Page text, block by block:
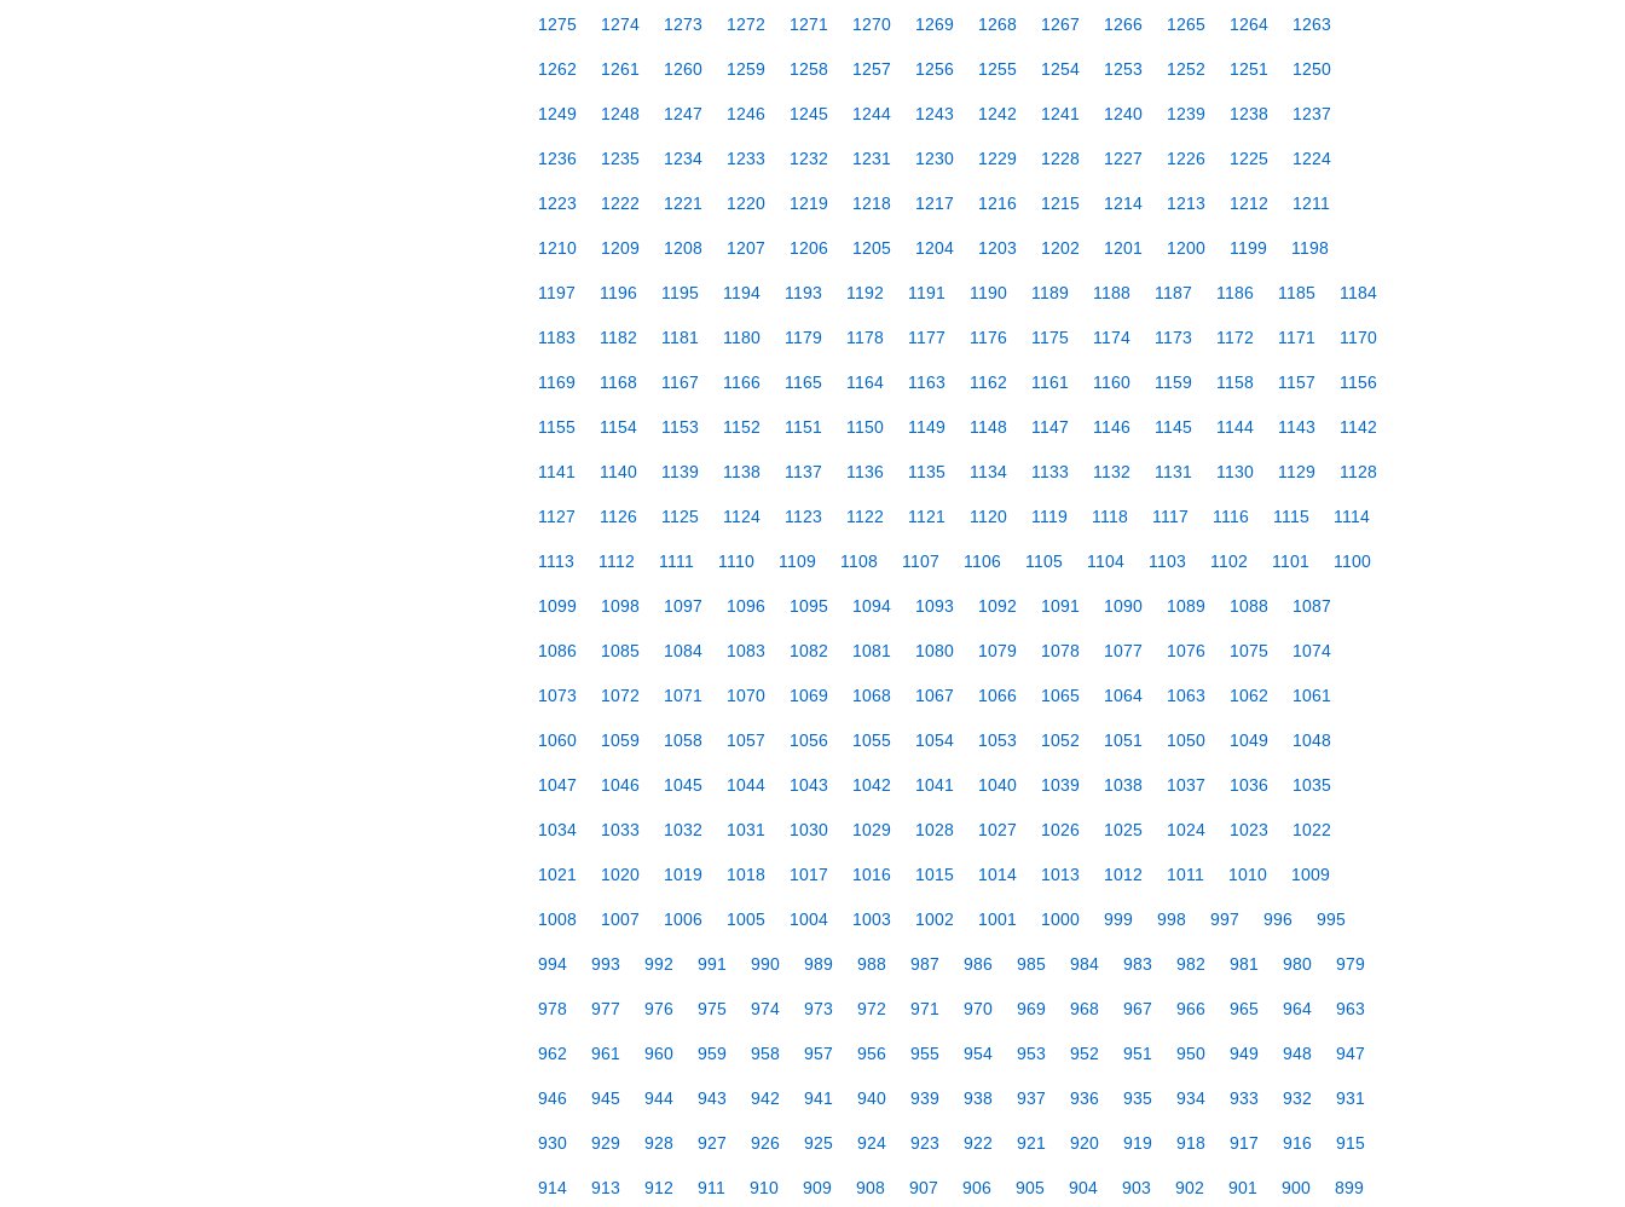
1275 1274 1273 1272 1271 1270 1269 1268 1267 1266 1265 1264 1263
1262 1261 1260 1259 1258 1257 1256 1255 1254 1253 1252 1251 1250
1249 1248 1247 1246 1245 1244 1243 1242 1241 1240 1239 1238 1237
1236 1235 1234 1233 1232 1231 1230 1229 1228 1227 1226 1225 1224
1223 1222 1221 1220 1219 1218 1217 1216 1215 1214 1213 1212 1211
1210 1209 1208 1207 1206 1205 1204 1203 1202 1201 1200 1199 1198
1197 1196 1195 1194 1193 1192 1191 1190 1189 1188 1187 1186 1185 1184
1183 1182 1181 1180 1179 1178 1177 1176 1175 1174 1173 1172 1171 1170
1169 1168 1167 1166 1165 1164 1163 1162 1161 1160 1159 1158 1157 1156
1155 1154 1153 1152 1151 1150 1149 1148 1147 1146 1145 1144 1143 1142
1141 1140 1139 1138 1137 1136 1135 1134 1133 1132 1131 1130 1129 1128
1127 1126 1125 1124 1123 1122 1121 1120 1119 1118 1117 1116 1115 1114
1113 1112 1111 1110 1109 1108 1107 1106 1105 1104 1103 1102 1101 1100
1099 1098 1097 1096 1095 1094 1093 1092 1091 1090 1089 1088 1087
1086 1085 1084 1083 1082 1081 1080 1079 1078 1077 1076 1075 1074
1073 1072 1071 1070 1069 1068 1067 1066 1065 1064 1063 1062 1061
1060 1059 1058 1057 1056 1055 1054 1053 1052 1051 1050 1049 1048
1047 1046 1045 1044 1043 1042 1041 1040 1039 1038 1037 1036 1035
1034 1033 1032 1031 1030 1029 1028 1027 1026 1025 1024 1023 1022
1021 1020 1019 1018 1017 1016 1015 1014 1013 1012 1011 1010 1009
1008 1007 1006 1005 1004 1003 1002 1001 1000 999 998 997 996 995
994 993 992 991 990 989 988 987 986 985 984 983 982 981 980 979
978 977 976 975 974 973 972 971 970 969 968 967 966 965 964 963
962 961 960 959 958 957 956 955 954 953 952 951 950 949 948 947
946 945 944 943 942 941 940 939 938 937 936 935 934 933 932 931
930 929 928 927 926 925 924 923 922 921 920 919 918 917 916 915
914 913 912 911 910 909 908 907 906 905 904 903 902 901 900 899